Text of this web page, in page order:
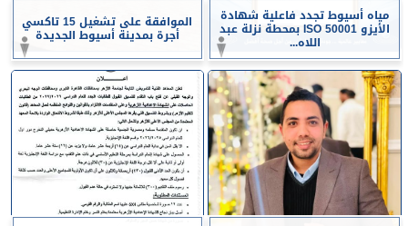
مياه أسيوط تجدد فاعلية شهادة
الأيزو ISO 50001 بمحطة نزلة عبد
اللاه...
الموافقة على تشغيل 15 تاكسي
أجرة بمدينة أسيوط الجديدة